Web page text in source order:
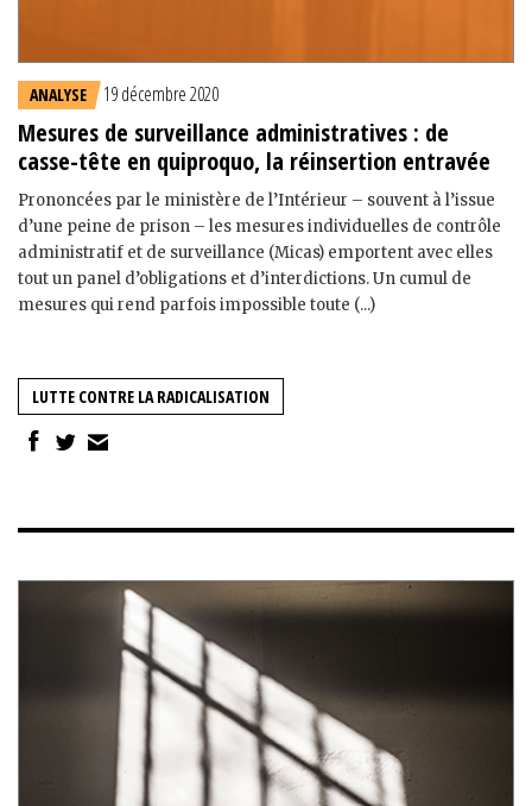
ANALYSE 19 décembre 2020
Mesures de surveillance administratives : de
casse-tête en quiproquo, la réinsertion entravée
Prononcées par le ministère de l’Intérieur – souvent à l’issue
d’une peine de prison – les mesures individuelles de contrôle
administratif et de surveillance (Micas) emportent avec elles
tout un panel d’obligations et d’interdictions. Un cumul de
mesures qui rend parfois impossible toute (...)
LUTTE CONTRE LA RADICALISATION